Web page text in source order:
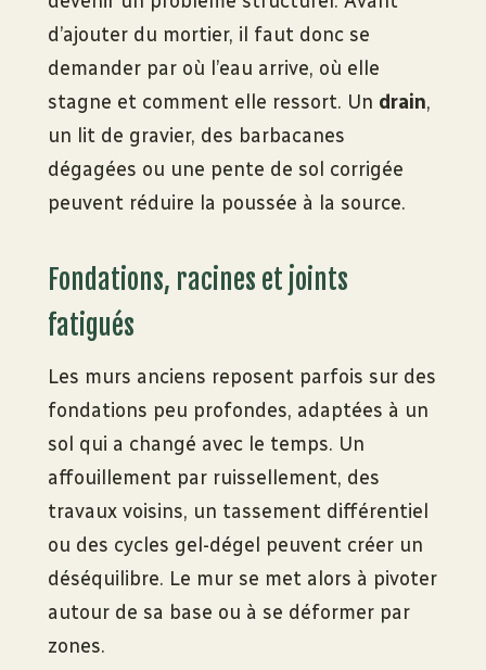
d’ajouter du mortier, il faut donc se
demander par où l’eau arrive, où elle
stagne et comment elle ressort. Un drain,
un lit de gravier, des barbacanes
dégagées ou une pente de sol corrigée
peuvent réduire la poussée à la source.
Fondations, racines et joints
fatigués
Les murs anciens reposent parfois sur des
fondations peu profondes, adaptées à un
sol qui a changé avec le temps. Un
affouillement par ruissellement, des
travaux voisins, un tassement différentiel
ou des cycles gel-dégel peuvent créer un
déséquilibre. Le mur se met alors à pivoter
autour de sa base ou à se déformer par
zones.